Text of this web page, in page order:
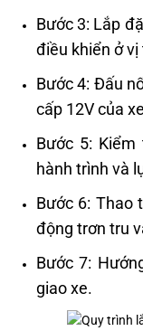
Bước 3: Lắp
điều khiển ở
Bước 4: Đấu
cấp 12V của
Bước 5:
hành trình và
Bước 6: Thao
động trơn tru
Bước 7:
giao xe.